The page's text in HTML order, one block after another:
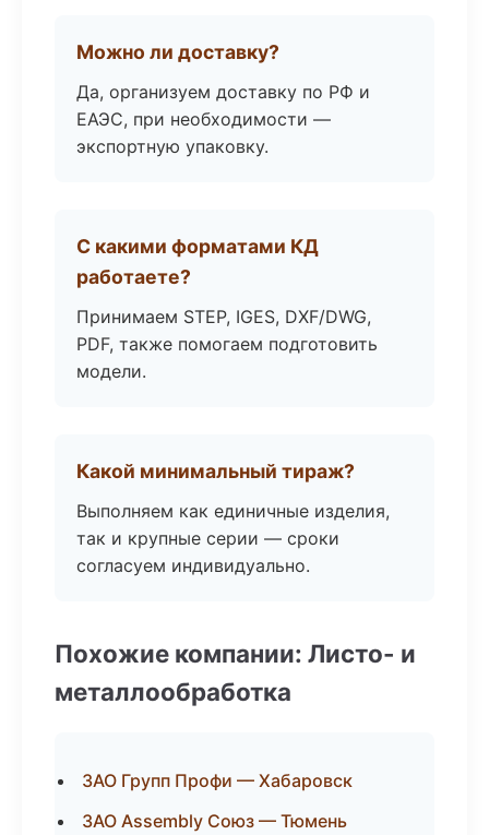
Можно ли доставку?
Да, организуем доставку по РФ и
ЕАЭС, при необходимости —
экспортную упаковку.
С какими форматами КД
работаете?
Принимаем STEP, IGES, DXF/DWG,
PDF, также помогаем подготовить
модели.
Какой минимальный тираж?
Выполняем как единичные изделия,
так и крупные серии — сроки
согласуем индивидуально.
Похожие компании: Листо- и
металлообработка
ЗАО Групп Профи — Хабаровск
ЗАО Assembly Союз — Тюмень